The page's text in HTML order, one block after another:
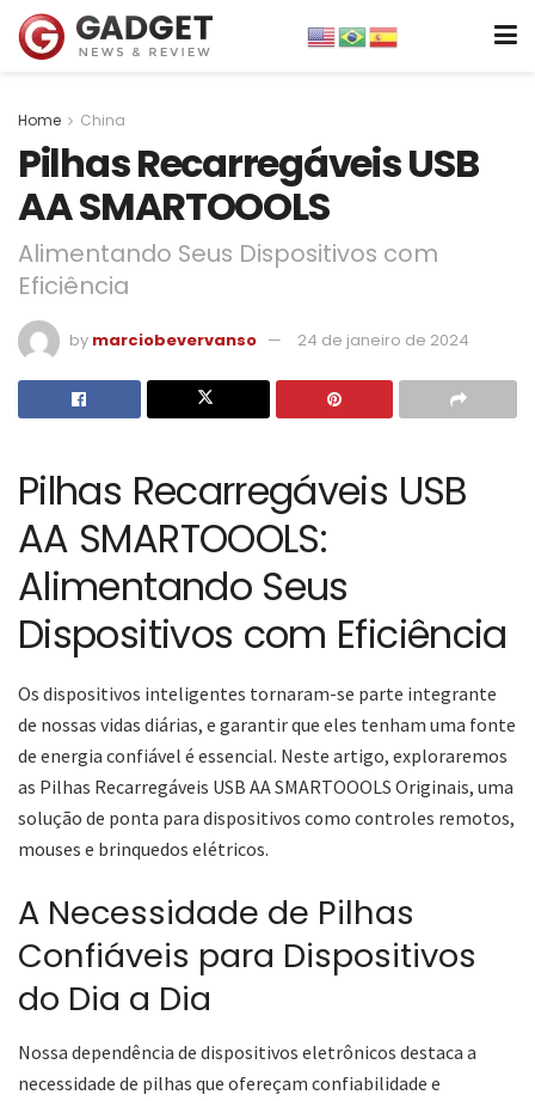
Home China
Pilhas Recarregáveis USB
AA SMARTOOOLS
Alimentando Seus Dispositivos com
Eficiência
by marciobevervanso 24 de janeiro de 2024
Pilhas Recarregáveis USB
AA SMARTOOOLS:
Alimentando Seus
Dispositivos com Eficiência
Os dispositivos inteligentes tornaram-se parte integrante
de nossas vidas diárias, e garantir que eles tenham uma fonte
de energia confiável é essencial. Neste artigo, exploraremos
as Pilhas Recarregáveis USB AA SMARTOOOLS Originais, uma
solução de ponta para dispositivos como controles remotos,
mouses e brinquedos elétricos.
A Necessidade de Pilhas
Confiáveis para Dispositivos
do Dia a Dia
Nossa dependência de dispositivos eletrônicos destaca a
necessidade de pilhas que ofereçam confiabilidade e